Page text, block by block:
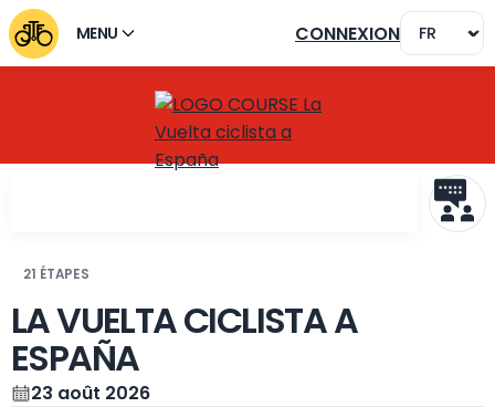
MENU CONNEXION
21 ÉTAPES
LA VUELTA CICLISTA A
ESPAÑA
23 août 2026
Course précédente Course suivante